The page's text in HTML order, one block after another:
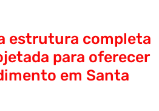
estrutura completa
para oferecer
em Santa